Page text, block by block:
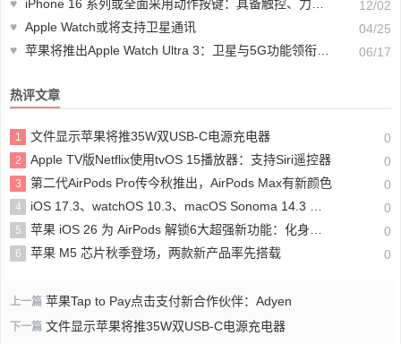
♥
iPhone 16 系列或全面采用动作按键：具备触控、力量感应功能
12/02
♥ Apple Watch或将支持卫星通讯
04/25
♥ 苹果将推出Apple Watch Ultra 3：卫星与5G功能领衔升级 06/17
热评文章
1 文件显示苹果将推35W双USB-C电源充电器 0
2 Apple TV版Netflix使用tvOS 15播放器：支持Siri遥控器 0
3 第二代AirPods Pro传今秋推出，AirPods Max有新颜色 0
4 iOS 17.3、watchOS 10.3、macOS Sonoma 14.3 首个Beta版发布 0
5 苹果 iOS 26 为 AirPods 解锁6大超强新功能：化身录音、摄影、睡眠神器 0
6 苹果 M5 芯片秋季登场，两款新产品率先搭载 0
上一篇 苹果Tap to Pay点击支付新合作伙伴：Adyen
下一篇 文件显示苹果将推35W双USB-C电源充电器